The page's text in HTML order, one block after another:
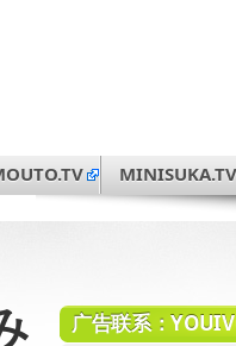
MINISUKA.TV
广告联系：